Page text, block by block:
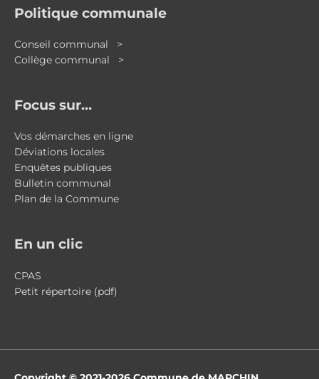
Politique communale
Conseil communal >
Collège communal >
Focus sur…
Vos démarches en ligne
Déviations locales
Enquêtes publiques
Bulletin communal
Plan de la Commune
En un clic
CPAS
Petit répertoire (pdf)